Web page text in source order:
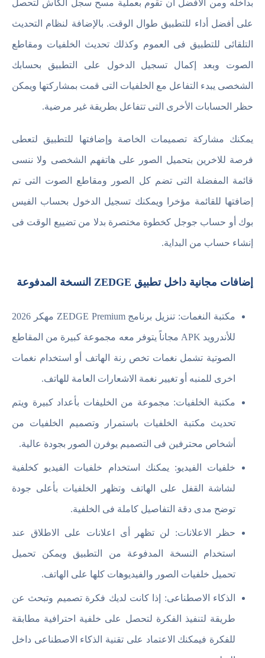
بداخله ومن الأفضل أن تقوم بعملية مسح سجل الكاش لتحصل
على أفضل أداء للتطبيق طوال الوقت. بالإضافة لنظام التحديث
التلقائى للتطبيق فى العموم وكذلك تحديث الخلفيات ومقاطع
الصوت وبعد إكمال تسجيل الدخول على التطبيق بحسابك
الشخصى يبدء التفاعل مع الخلفيات التى قمت بمشاركتها ويمكن
حظر الحسابات الأخرى التى تتفاعل بطريقة غير مرضية.
يمكنك مشاركة تصميمات الخاصة وإضافتها للتطبيق لتعطى
فرصة للاخرين بتحميل الصور على هاتفهم الشخصى ولا ننسى
قائمة المفضلة التى تضم كل الصور ومقاطع الصوت التى تم
إضافتها للقائمة مؤخرا ويمكنك تسجيل الدخول بحساب الفيس
بوك أو حساب جوجل كخطوة مختصرة بدلا من تضييع الوقت فى
إنشاء حساب من البداية.
إضافات مجانية داخل تطبيق ZEDGE النسخة المدفوعة
مكتبة النغمات: تنزيل برنامج ZEDGE Premium مهكر 2026
للأندرويد APK مجاناً يتوفر معه مجموعة كبيرة من المقاطع
الصوتية تشمل نغمات تخص رنة الهاتف أو استخدام نغمات
اخرى للمنبه أو تغيير نغمة الاشعارات العامة للهاتف.
مكتبة الخلفيات: مجموعة من الخليفات بأعداد كبيرة ويتم
تحديث مكتبة الخلفيات باستمرار وتصميم الخلفيات من
أشخاص محترفين فى التصميم يوفرن الصور بجودة عالية.
خلفيات الفيديو: يمكنك استخدام خلفيات الفيديو كخلفية
لشاشة القفل على الهاتف وتظهر الخلفيات بأعلى جودة
توضح مدى دقة التفاصيل كاملة فى الخلفية.
حظر الاعلانات: لن تظهر أى اعلانات على الاطلاق عند
استخدام النسخة المدفوعة من التطبيق ويمكن تحميل
تحميل خلفيات الصور والفيديوهات كلها على الهاتف.
الذكاء الاصطناعى: إذا كانت لديك فكرة تصميم وتبحث عن
طريقة لتنفيذ الفكرة لتحصل على خلفية احترافية مطابقة
للفكرة فيمكنك الاعتماد على تقنية الذكاء الاصطناعى داخل